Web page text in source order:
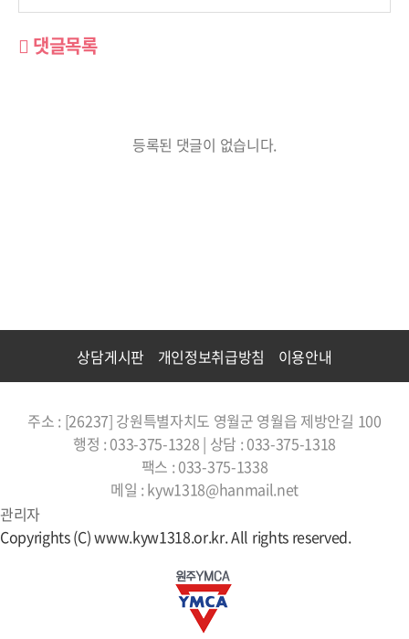
댓글목록
등록된 댓글이 없습니다.
상담게시판 개인정보취급방침 이용안내
주소 : [26237] 강원특별자치도 영월군 영월읍 제방안길 100
행정 : 033-375-1328 | 상담 : 033-375-1318
팩스 : 033-375-1338
메일 : kyw1318@hanmail.net
관리자
Copyrights (C) www.kyw1318.or.kr. All rights reserved.